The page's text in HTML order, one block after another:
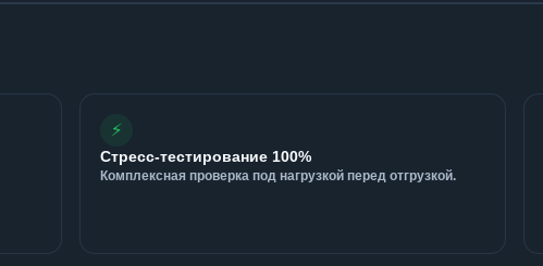
⚡
Стресс-тестирование 100%
Комплексная проверка под нагрузкой перед отгрузкой.